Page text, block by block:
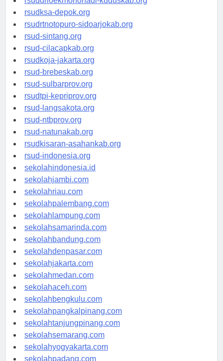
rsuddrloekmonohadi-kuduskab.org
rsudksa-depok.org
rsudrtnotopuro-sidoarjokab.org
rsud-sintang.org
rsud-cilacapkab.org
rsudkoja-jakarta.org
rsud-brebeskab.org
rsud-sulbarprov.org
rsudtpi-kepriprov.org
rsud-langsakota.org
rsud-ntbprov.org
rsud-natunakab.org
rsudkisaran-asahankab.org
rsud-indonesia.org
sekolahindonesia.id
sekolahjambi.com
sekolahriau.com
sekolahpalembang.com
sekolahlampung.com
sekolahsamarinda.com
sekolahbandung.com
sekolahdenpasar.com
sekolahjakarta.com
sekolahmedan.com
sekolahaceh.com
sekolahbengkulu.com
sekolahpangkalpinang.com
sekolahtanjungpinang.com
sekolahsemarang.com
sekolahyogyakarta.com